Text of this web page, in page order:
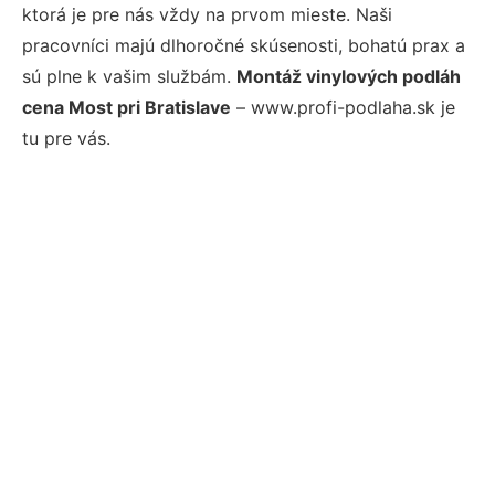
ktorá je pre nás vždy na prvom mieste. Naši
pracovníci majú dlhoročné skúsenosti, bohatú prax a
sú plne k vašim službám. Montáž vinylových podláh
cena Most pri Bratislave – www.profi-podlaha.sk je
tu pre vás.